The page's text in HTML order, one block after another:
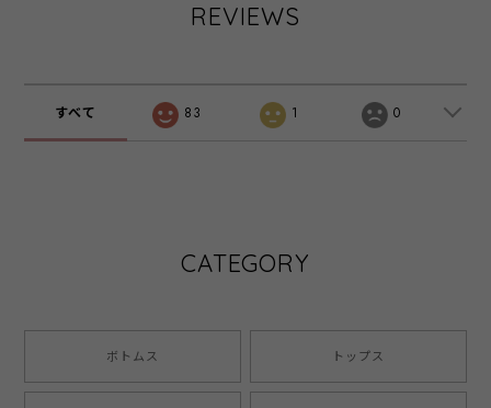
REVIEWS
すべて 83 1 0
CATEGORY
ボトムス トップス